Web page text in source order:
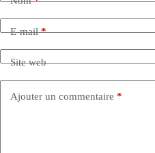
E-mail*
Site web
Ajouter un commentaire *